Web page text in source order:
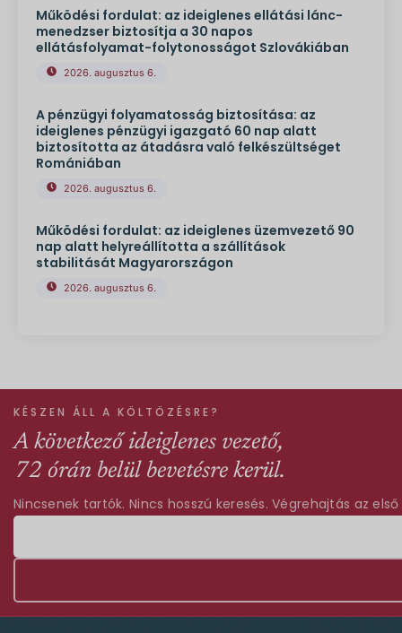
Működési fordulat: az ideiglenes ellátási lánc-
menedzser biztosítja a 30 napos
ellátásfolyamat-folytonosságot Szlovákiában
2026. augusztus 6.
A pénzügyi folyamatosság biztosítása: az
ideiglenes pénzügyi igazgató 60 nap alatt
biztosította az átadásra való felkészültséget
Romániában
2026. augusztus 6.
Működési fordulat: az ideiglenes üzemvezető 90
nap alatt helyreállította a szállítások
stabilitását Magyarországon
2026. augusztus 6.
KÉSZEN ÁLL A KÖLTÖZÉSRE?
A következő ideiglenes vezető,
72 órán belül bevetésre kerül.
Nincsenek tartók. Nincs hosszú keresés. Végrehajtás az